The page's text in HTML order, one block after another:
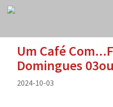
Um Café
Domingues
2024-10-03